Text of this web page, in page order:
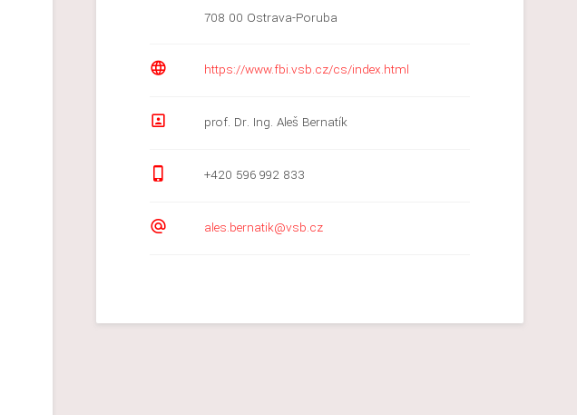
708 00 Ostrava-Poruba
https://www.fbi.vsb.cz/cs/index.html
prof. Dr. Ing. Aleš Bernatík
+420 596 992 833
ales.bernatik@vsb.cz